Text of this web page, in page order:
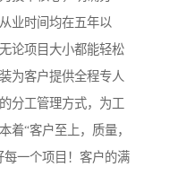
业时间均在五年以
论项目大小都能轻松
为客户提供全程专人
分工管理方式，为工
着“客户至上，质量，
每一个项目！客户的满